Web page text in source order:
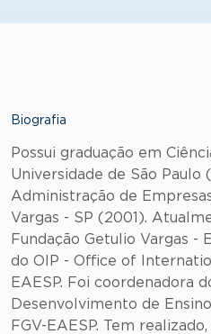
Biografia
Possui graduação em
Universidade de São Paulo
Administração de
Vargas - SP (2001).
Fundação Getulio Vargas -
do OIP - Office of
EAESP. Foi coordenadora
Desenvolvimento de
FGV-EAESP. Tem